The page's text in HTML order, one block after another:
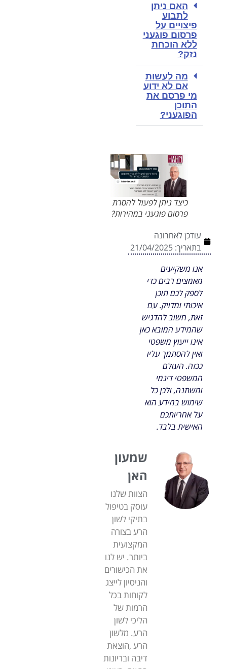
האם ניתן
לתבוע
פיצויים על
פרסום פוגעני
ללא הוכחת
נזק?
מה לעשות
אם לא ידוע
מי פרסם את
התוכן
הפוגעני?
כיצד ניתן לפעול להסרת
פרסום פוגעני במהירות?
עודכן לאחרונה
בתאריך: 21/04/2025
אנו משקיעים
מאמצים רבים כדי
לספק לכם תוכן
איכותי ומדויק. עם
זאת, חשוב להדגיש
שהמידע המובא כאן
אינו ייעוץ משפטי
ואין להסתמך עליו
ככזה. העולם
המשפטי דינמי
ומשתנה, ולכן כל
שימוש במידע הוא
על אחריותכם
האישית בלבד.
שמעון
האן
הצוות שלנו
עוסק בטיפול
בתיקי לשון
הרע בצורה
המקצועית
ביותר. יש לנו
את הכישורים
והניסיון לייצג
לקוחות בכל
הרמות של
הליכי לשון
הרע. מלשון
הרע ,הוצאת
דיבה ובריונות